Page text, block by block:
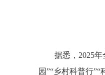
据悉，2025
园”“乡村科普行